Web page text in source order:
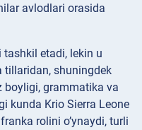
avlodlari orasida
etadi, lekin u
tillaridan, shuningdek
boyligi, grammatika va
kunda Krio Sierra Leone
rolini o’ynaydi, turli